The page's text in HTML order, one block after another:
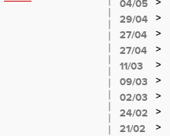
04/05
29/04
>
27/04 >
27/04
>
11/03
>
09/03
>
02/03 >
24/02
>
21/02
>